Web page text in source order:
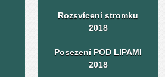
Rozsvícení stromku
2018
Posezení POD LIPAMI
2018